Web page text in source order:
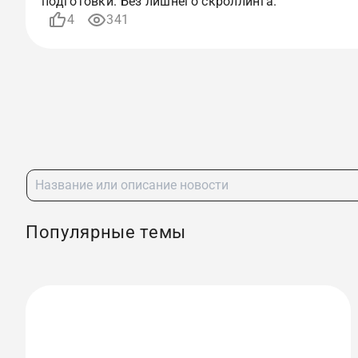
4
341
Популярные темы